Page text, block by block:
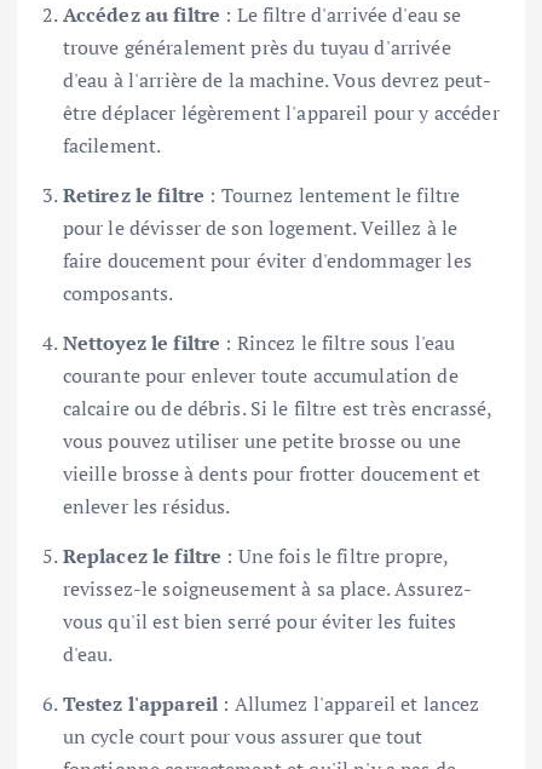
Accédez au filtre : Le filtre d'arrivée d'eau se
trouve généralement près du tuyau d'arrivée
d'eau à l'arrière de la machine. Vous devrez peut-
être déplacer légèrement l'appareil pour y accéder
facilement.
Retirez le filtre : Tournez lentement le filtre
pour le dévisser de son logement. Veillez à le
faire doucement pour éviter d'endommager les
composants.
Nettoyez le filtre : Rincez le filtre sous l'eau
courante pour enlever toute accumulation de
calcaire ou de débris. Si le filtre est très encrassé,
vous pouvez utiliser une petite brosse ou une
vieille brosse à dents pour frotter doucement et
enlever les résidus.
Replacez le filtre : Une fois le filtre propre,
revissez-le soigneusement à sa place. Assurez-
vous qu'il est bien serré pour éviter les fuites
d'eau.
Testez l'appareil : Allumez l'appareil et lancez
un cycle court pour vous assurer que tout